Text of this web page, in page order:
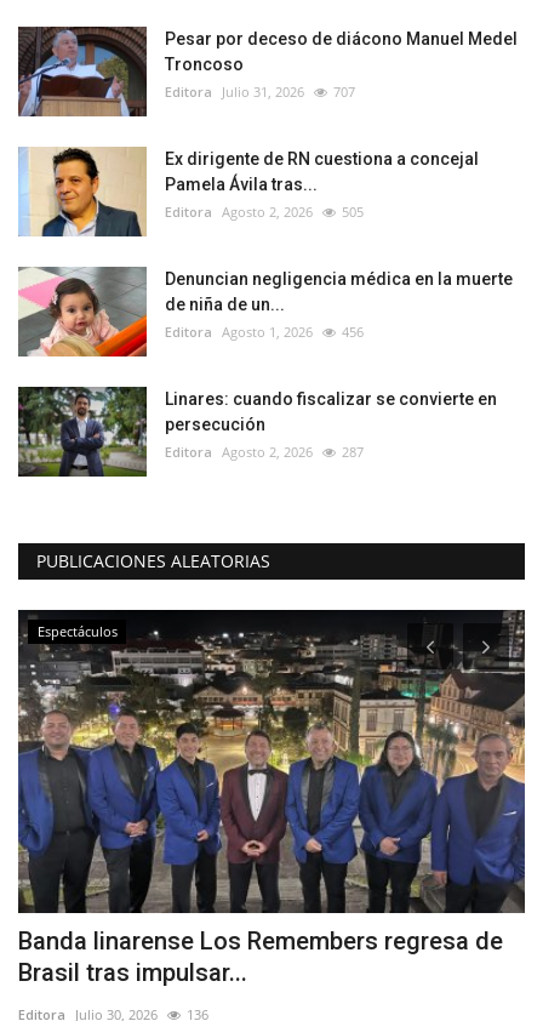
Pesar por deceso de diácono Manuel Medel
Troncoso
Editora Julio 31, 2026 707
Ex dirigente de RN cuestiona a concejal
Pamela Ávila tras...
Editora Agosto 2, 2026 505
Denuncian negligencia médica en la muerte
de niña de un...
Editora Agosto 1, 2026 456
Linares: cuando fiscalizar se convierte en
persecución
Editora Agosto 2, 2026 287
PUBLICACIONES ALEATORIAS
Espectáculos
Banda linarense Los Remembers regresa de
Brasil tras impulsar...
Editora Julio 30, 2026 136